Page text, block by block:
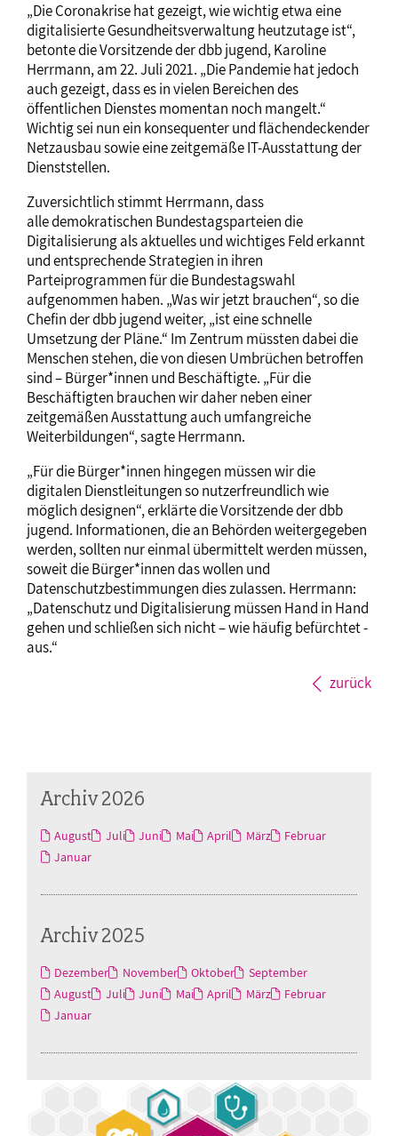
„Die Coronakrise hat gezeigt, wie wichtig etwa eine
digitalisierte Gesundheitsverwaltung heutzutage ist“,
betonte die Vorsitzende der dbb jugend, Karoline
Herrmann, am 22. Juli 2021. „Die Pandemie hat jedoch
auch gezeigt, dass es in vielen Bereichen des
öffentlichen Dienstes momentan noch mangelt.“
Wichtig sei nun ein konsequenter und flächendeckender
Netzausbau sowie eine zeitgemäße IT-Ausstattung der
Dienststellen.
Zuversichtlich stimmt Herrmann, dass
alle demokratischen Bundestagsparteien die
Digitalisierung als aktuelles und wichtiges Feld erkannt
und entsprechende Strategien in ihren
Parteiprogrammen für die Bundestagswahl
aufgenommen haben. „Was wir jetzt brauchen“, so die
Chefin der dbb jugend weiter, „ist eine schnelle
Umsetzung der Pläne.“ Im Zentrum müssten dabei die
Menschen stehen, die von diesen Umbrüchen betroffen
sind – Bürger*innen und Beschäftigte. „Für die
Beschäftigten brauchen wir daher neben einer
zeitgemäßen Ausstattung auch umfangreiche
Weiterbildungen“, sagte Herrmann.
„Für die Bürger*innen hingegen müssen wir die
digitalen Dienstleitungen so nutzerfreundlich wie
möglich designen“, erklärte die Vorsitzende der dbb
jugend. Informationen, die an Behörden weitergegeben
werden, sollten nur einmal übermittelt werden müssen,
soweit die Bürger*innen das wollen und
Datenschutzbestimmungen dies zulassen. Herrmann:
„Datenschutz und Digitalisierung müssen Hand in Hand
gehen und schließen sich nicht – wie häufig befürchtet -
aus.“
zurück
Archiv 2026
August Juli Juni Mai April März
Februar
Januar
Archiv 2025
Dezember November Oktober
September
August
Juli Juni Mai April März
Februar
Januar